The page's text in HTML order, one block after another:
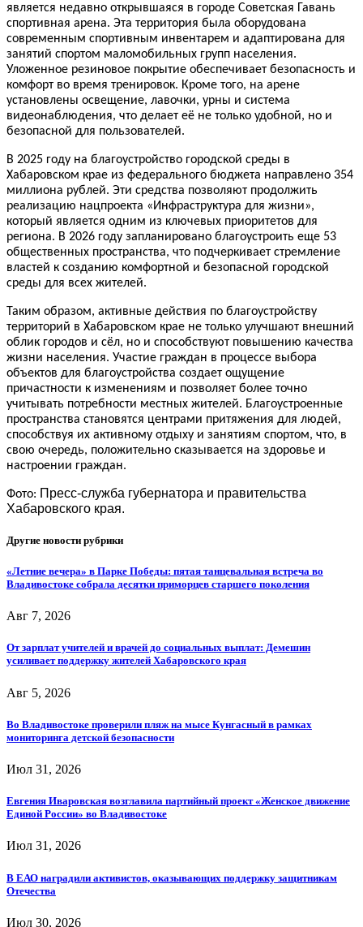
является недавно открывшаяся в городе Советская Гавань
спортивная арена. Эта территория была оборудована
современным спортивным инвентарем и адаптирована для
занятий спортом маломобильных групп населения.
Уложенное резиновое покрытие обеспечивает безопасность и
комфорт во время тренировок. Кроме того, на арене
установлены освещение, лавочки, урны и система
видеонаблюдения, что делает её не только удобной, но и
безопасной для пользователей.
В 2025 году на благоустройство городской среды в
Хабаровском крае из федерального бюджета направлено 354
миллиона рублей. Эти средства позволяют продолжить
реализацию нацпроекта «Инфраструктура для жизни»,
который является одним из ключевых приоритетов для
региона. В 2026 году запланировано благоустроить еще 53
общественных пространства, что подчеркивает стремление
властей к созданию комфортной и безопасной городской
среды для всех жителей.
Таким образом, активные действия по благоустройству
территорий в Хабаровском крае не только улучшают внешний
облик городов и сёл, но и способствуют повышению качества
жизни населения. Участие граждан в процессе выбора
объектов для благоустройства создает ощущение
причастности к изменениям и позволяет более точно
учитывать потребности местных жителей. Благоустроенные
пространства становятся центрами притяжения для людей,
способствуя их активному отдыху и занятиям спортом, что, в
свою очередь, положительно сказывается на здоровье и
настроении граждан.
Фото: Пресс-служба губернатора и правительства
Хабаровского края.
Другие новости рубрики
«Летние вечера» в Парке Победы: пятая танцевальная встреча во
Владивостоке собрала десятки приморцев старшего поколения
Авг 7, 2026
От зарплат учителей и врачей до социальных выплат: Демешин
усиливает поддержку жителей Хабаровского края
Авг 5, 2026
Во Владивостоке проверили пляж на мысе Кунгасный в рамках
мониторинга детской безопасности
Июл 31, 2026
Евгения Иваровская возглавила партийный проект «Женское движение
Единой России» во Владивостоке
Июл 31, 2026
В ЕАО наградили активистов, оказывающих поддержку защитникам
Отечества
Июл 30, 2026